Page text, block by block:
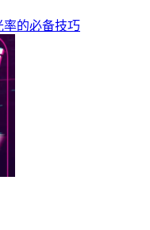
的必备技巧